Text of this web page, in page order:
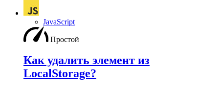
JavaScript
Простой
Как удалить элемент из
LocalStorage?